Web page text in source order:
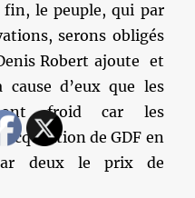
fin, le peuple, qui par
serons obligés
Robert ajoute et
d’eux que les
ont froid car les
de GDF en
deux le prix de